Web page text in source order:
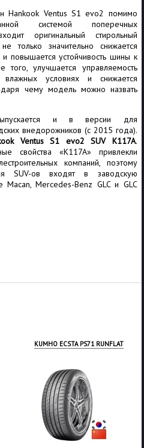
Hankook Ventus S1 evo2 помимо
системой поперечных
оригинальный стирольный
значительно снижается
повышается устойчивость шины к
того, улучшается управляемость
условиях и снижается
чему модель можно назвать
и в версии для
внедорожников (с 2015 года).
Ventus S1 evo2 SUV K117A.
свойства «K117A» привлекли
компаний, поэтому
ов входят в заводскую
Macan, Mercedes-Benz GLC и GLC
KUMHO ECSTA PS71 RUNFLAT